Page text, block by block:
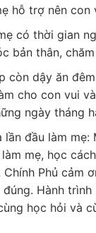
hỗ trợ nên con
có thời gian
bản thân,
còn dậy ăn
cho con vui
ngày tháng
lần đầu làm
mẹ, học
Phủ cảm
Hành
học hỏi và